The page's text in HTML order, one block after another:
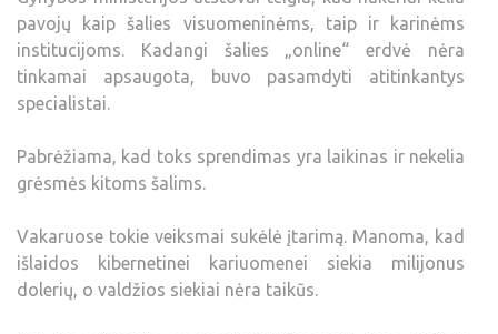
pavojų kaip šalies visuomeninėms, taip ir karinėms
institucijoms. Kadangi šalies „online“ erdvė nėra
tinkamai apsaugota, buvo pasamdyti atitinkantys
specialistai.
Pabrėžiama, kad toks sprendimas yra laikinas ir nekelia
grėsmės kitoms šalims.
Vakaruose tokie veiksmai sukėlė įtarimą. Manoma, kad
išlaidos kibernetinei kariuomenei siekia milijonus
dolerių, o valdžios siekiai nėra taikūs.